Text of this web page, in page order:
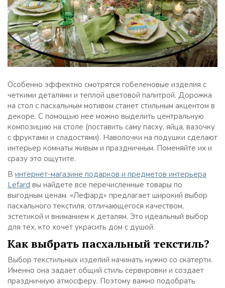
Особенно эффектно смотрятся гобеленовые изделия с
четкими деталями и теплой цветовой палитрой. Дорожка
на стол с пасхальным мотивом станет стильным акцентом в
декоре. С помощью нее можно выделить центральную
композицию на столе (поставить саму пасху, яйца, вазочку
с фруктами и сладостями). Наволочки на подушки сделают
интерьер комнаты живым и праздничным. Поменяйте их и
сразу это ощутите.
В интернет-магазине подарков и предметов интерьера
Lefard вы найдете все перечисленные товары по
выгодным ценам. «Лефард» предлагает широкий выбор
пасхального текстиля, отличающегося качеством,
эстетикой и вниманием к деталям. Это идеальный выбор
для тех, кто хочет украсить дом с душой.
Как выбрать пасхальный текстиль?
Выбор текстильных изделий начинать нужно со скатерти.
Именно она задает общий стиль сервировки и создает
праздничную атмосферу. Поэтому важно подобрать